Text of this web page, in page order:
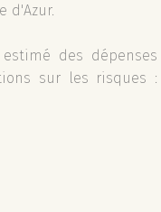
d'Azur.
estimé des dépenses
sur les risques :